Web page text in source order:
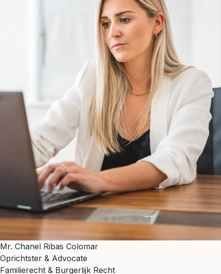
Mr. Chanel Ribas Colomar
Oprichtster & Advocate
Familierecht & Burgerlijk Recht